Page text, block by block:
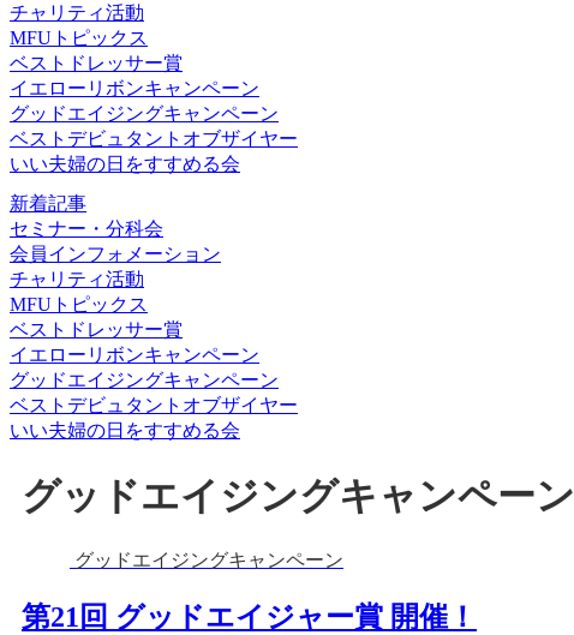
チャリティ活動
MFUトピックス
ベストドレッサー賞
イエローリボンキャンペーン
グッドエイジングキャンペーン
ベストデビュタントオブザイヤー
いい夫婦の日をすすめる会
新着記事
セミナー・分科会
会員インフォメーション
チャリティ活動
MFUトピックス
ベストドレッサー賞
イエローリボンキャンペーン
グッドエイジングキャンペーン
ベストデビュタントオブザイヤー
いい夫婦の日をすすめる会
グッドエイジングキャンペーン
グッドエイジングキャンペーン
第21回 グッドエイジャー賞 開催！